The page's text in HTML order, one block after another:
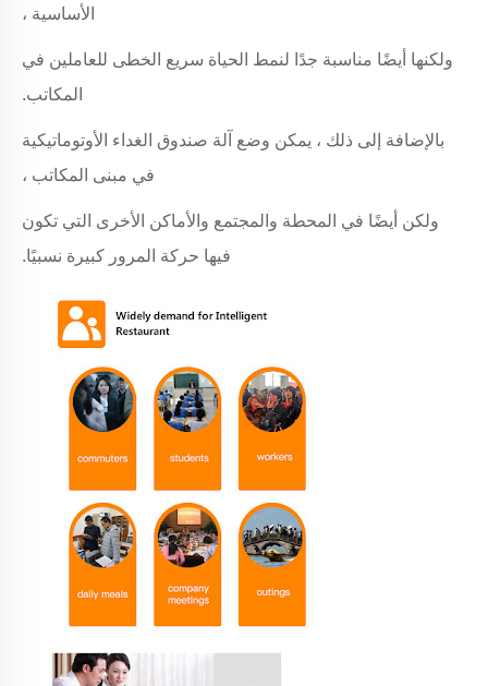
الأساسية ،
ولكنها أيضًا مناسبة جدًا لنمط الحياة سريع الخطى للعاملين في
المكاتب.
بالإضافة إلى ذلك ، يمكن وضع آلة صندوق الغداء الأوتوماتيكية
في مبنى المكاتب ،
ولكن أيضًا في المحطة والمجتمع والأماكن الأخرى التي تكون
فيها حركة المرور كبيرة نسبيًا.